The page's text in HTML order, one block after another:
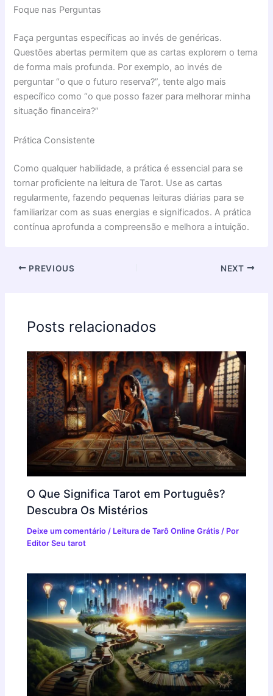
Foque nas Perguntas
Faça perguntas específicas ao invés de genéricas.
Questões abertas permitem que as cartas explorem o tema
de forma mais profunda. Por exemplo, ao invés de
perguntar “o que o futuro reserva?”, tente algo mais
específico como “o que posso fazer para melhorar minha
situação financeira?”
Prática Consistente
Como qualquer habilidade, a prática é essencial para se
tornar proficiente na leitura de Tarot. Use as cartas
regularmente, fazendo pequenas leituras diárias para se
familiarizar com as suas energias e significados. A prática
contínua aprofunda a compreensão e melhora a intuição.
PREVIOUS NEXT
Posts relacionados
O Que Significa Tarot em Português?
Descubra Os Mistérios
Deixe um comentário / Leitura de Tarô Online Grátis / Por
Editor Seu tarot